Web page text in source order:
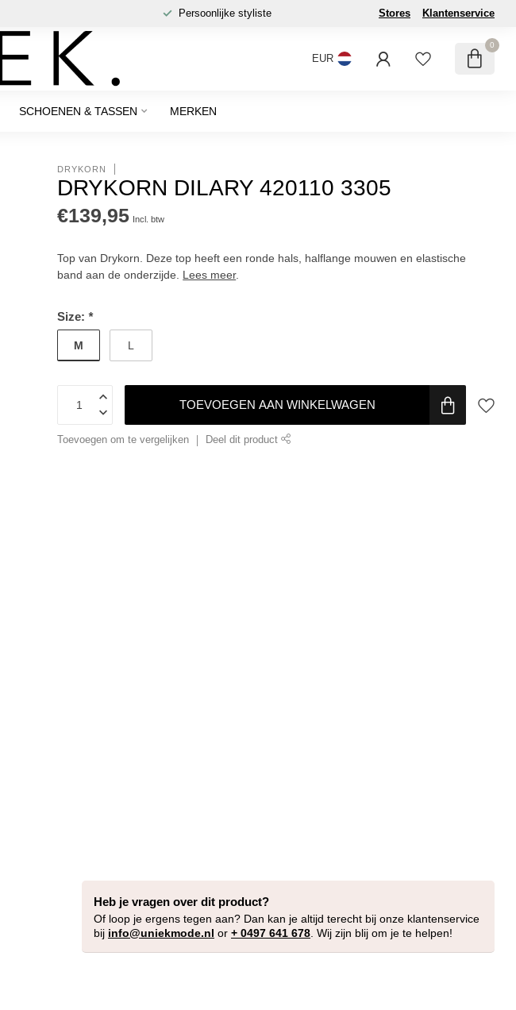
Persoonlijke styliste Stores Klantenservice
EUR
0
SCHOENEN & TASSEN MERKEN
DRYKORN
DRYKORN DILARY 420110 3305
€139,95 Incl. btw
Top van Drykorn. Deze top heeft een ronde hals, halflange mouwen en elastische
band aan de onderzijde. Lees meer.
Size:*
M L
TOEVOEGEN AAN WINKELWAGEN
Toevoegen om te vergelijken Deel dit product
Heb je vragen over dit product?
Of loop je ergens tegen aan? Dan kan je altijd terecht bij onze klantenservice
bij info@uniekmode.nl or + 0497 641 678 . Wij zijn blij om je te helpen!